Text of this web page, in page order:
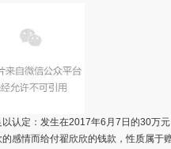
以认定：发生在2017年6月7日的30万
的感情而给付翟欣欣的钱款，性质属于